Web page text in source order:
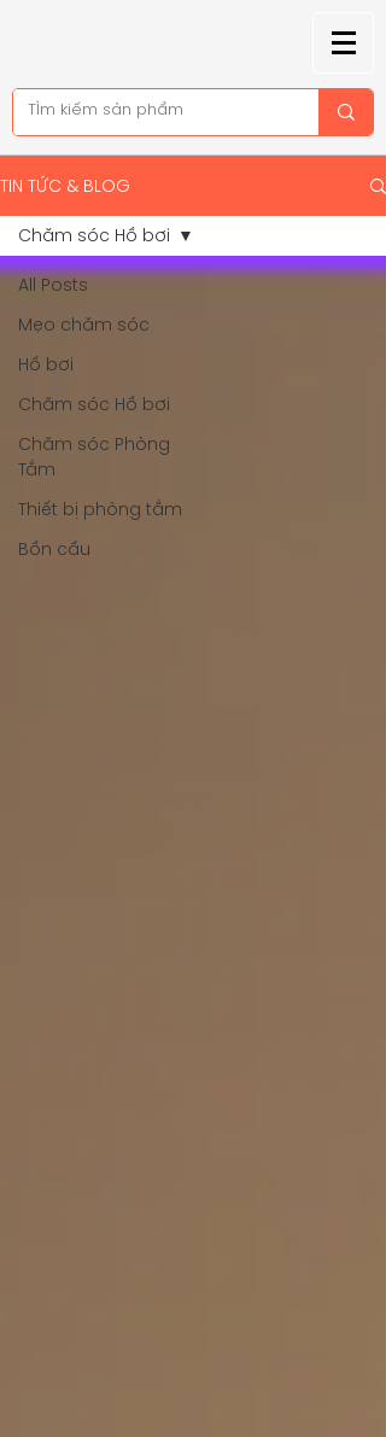
TIN TỨC & BLOG
All Posts
Mẹo chăm sóc
Hồ bơi
Chăm sóc Hồ bơi
Chăm sóc Phòng
Tắm
Thiết bị phòng tắm
Bồn cầu
Chăm sóc Hồ bơi